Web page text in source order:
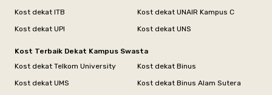
Kost dekat ITB
Kost dekat UNAIR Kampus C
Kost dekat UPI
Kost dekat UNS
Kost Terbaik Dekat Kampus Swasta
Kost dekat Telkom University
Kost dekat Binus
Kost dekat UMS
Kost dekat Binus Alam Sutera